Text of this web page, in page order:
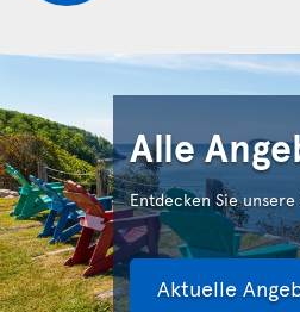
Alle
Entdecken Sie
Aktuelle